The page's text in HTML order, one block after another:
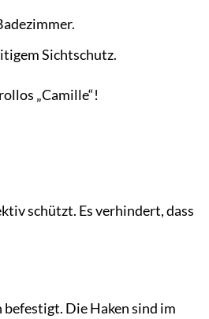
Sichtschutz.
„Camille“!
schützt. Es verhindert, dass
befestigt. Die Haken sind im